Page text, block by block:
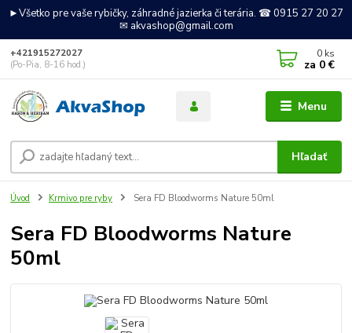
►Všetko pre vaše rybičky, záhradné jazierka či terária. ☎ 0915 27 20 27
✉ akvashop@gmail.com
Menu
Hľadať
+421915272027
(Po-Pia, 8-16 hod.)
0 ks
za 0 €
Úvod Krmivo pre ryby Sera FD Bloodworms Nature 50ml
Sera FD Bloodworms Nature
50ml